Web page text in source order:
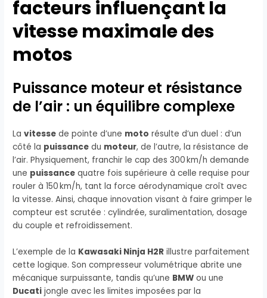
facteurs influençant la
vitesse maximale des
motos
Puissance moteur et résistance
de l’air : un équilibre complexe
Lavitesse de pointe d’une moto résulte d’un duel : d’un
côté la puissance du moteur, de l’autre, la résistance de
l’air. Physiquement, franchir le cap des 300 km/h demande
une puissance quatre fois supérieure à celle requise pour
rouler à 150 km/h, tant la force aérodynamique croît avec
la vitesse. Ainsi, chaque innovation visant à faire grimper le
compteur est scrutée : cylindrée, suralimentation, dosage
du couple et refroidissement.
L’exemple de la Kawasaki Ninja H2R illustre parfaitement
cette logique. Son compresseur volumétrique abrite une
mécanique surpuissante, tandis qu’une BMW ou une
Ducati jongle avec les limites imposées par la